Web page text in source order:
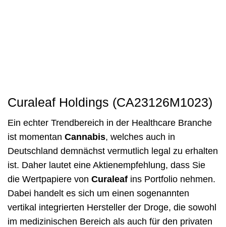
Curaleaf Holdings (CA23126M1023)
Ein echter Trendbereich in der Healthcare Branche
ist momentan Cannabis, welches auch in
Deutschland demnächst vermutlich legal zu erhalten
ist. Daher lautet eine Aktienempfehlung, dass Sie
die Wertpapiere von Curaleaf ins Portfolio nehmen.
Dabei handelt es sich um einen sogenannten
vertikal integrierten Hersteller der Droge, die sowohl
im medizinischen Bereich als auch für den privaten